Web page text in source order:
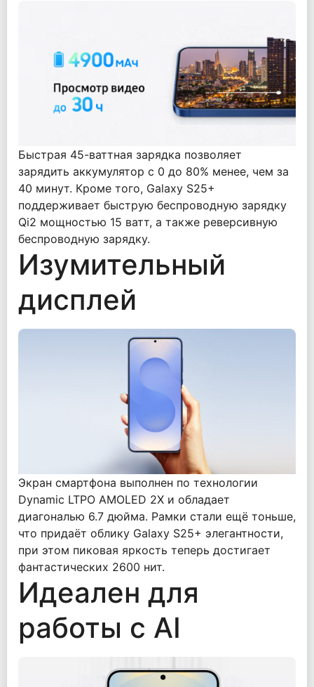
Быстрая 45-ваттная зарядка позволяет
зарядить аккумулятор с 0 до 80% менее, чем за
40 минут. Кроме того, Galaxy S25+
поддерживает быструю беспроводную зарядку
Qi2 мощностью 15 ватт, а также реверсивную
беспроводную зарядку.
Изумительный
дисплей
Экран смартфона выполнен по технологии
Dynamic LTPO AMOLED 2X и обладает
диагональю 6.7 дюйма. Рамки стали ещё тоньше,
что придаёт облику Galaxy S25+ элегантности,
при этом пиковая яркость теперь достигает
фантастических 2600 нит.
Идеален для
работы с AI